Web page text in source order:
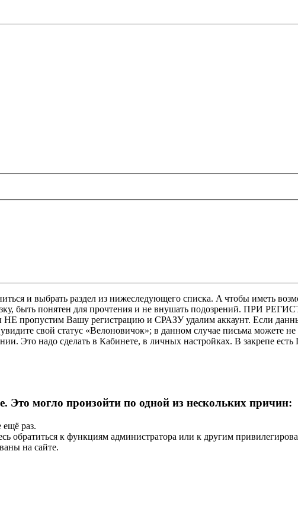
и выбрать раздел из нижеследующего списка. A чтобы иметь
быть понятен для прочтения и не внушать подозрений. ПРИ
пропустим Вашу регистрацию и СРАЗУ удалим аккаунт. Если
свой статус «Велоновичок»; в данном случае письма можете
Это надо сделать в Кабинете, в личных настройках. В закрепе
Это могло произойти по одной из нескольких причин:
ещё раз.
обратиться к функциям администратора или к другим
на сайте.